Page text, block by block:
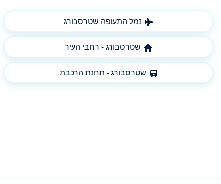
נמל התעופה שטרסבורג
שטרסבורג - רחבי העיר
שטרסבורג - תחנת הרכבת